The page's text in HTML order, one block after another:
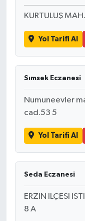
KURTULUŞ
Yol Tarifi Al
Sımsek Eczanesi
Numuneevler
cad.53 5
Yol Tarifi Al
Seda Eczanesi
ERZIN ILÇESI
8 A